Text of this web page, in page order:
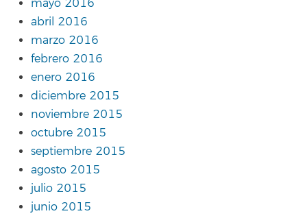
mayo 2016
abril 2016
marzo 2016
febrero 2016
enero 2016
diciembre 2015
noviembre 2015
octubre 2015
septiembre 2015
agosto 2015
julio 2015
junio 2015